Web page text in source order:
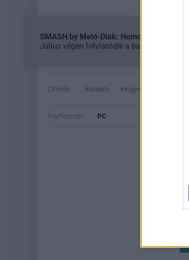
SMASH by Meló-Diák: Homok, zene és
Július végén folytatódik a balatoni
Címkék: #steam #ingyen játék
Platformok: PC